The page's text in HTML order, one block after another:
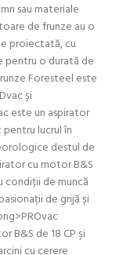
sau materiale
de frunze au o
proiectată, cu
pentru o durată de
Foresteel este
și
este un aspirator
lucrul în
destul de
cu motor B&S
condiții de muncă
de grijă și
B&S de 18 CP și
cu cerere